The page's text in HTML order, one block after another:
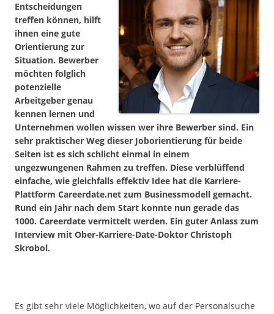
Entscheidungen
treffen können, hilft
ihnen eine gute
Orientierung zur
Situation. Bewerber
möchten folglich
potenzielle
Arbeitgeber genau
kennen lernen und
Unternehmen wollen wissen wer ihre Bewerber sind. Ein
sehr praktischer Weg dieser Joborientierung für beide
Seiten ist es sich schlicht einmal in einem
ungezwungenen Rahmen zu treffen. Diese verblüffend
einfache, wie gleichfalls effektiv Idee hat die Karriere-
Plattform Careerdate.net zum Businessmodell gemacht.
Rund ein Jahr nach dem Start konnte nun gerade das
1000. Careerdate vermittelt werden. Ein guter Anlass zum
Interview mit Ober-Karriere-Date-Doktor Christoph
Skrobol.
Es gibt sehr viele Möglichkeiten, wo auf der Personalsuche